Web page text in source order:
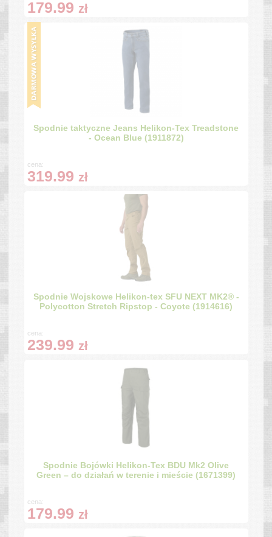
179.99 zł
Spodnie taktyczne Jeans Helikon-Tex Treadstone
- Ocean Blue (1911872)
cena:
319.99 zł
Spodnie Wojskowe Helikon-tex SFU NEXT MK2® -
Polycotton Stretch Ripstop - Coyote (1914616)
cena:
239.99 zł
Spodnie Bojówki Helikon-Tex BDU Mk2 Olive
Green – do działań w terenie i mieście (1671399)
cena:
179.99 zł